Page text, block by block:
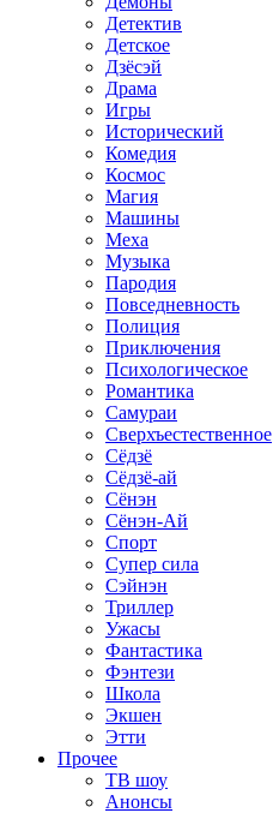
Детектив
Детское
Дзёсэй
Драма
Игры
Исторический
Комедия
Космос
Магия
Машины
Меха
Музыка
Пародия
Повседневность
Полиция
Приключения
Психологическое
Романтика
Самураи
Сверхъестественное
Сёдзё
Сёдзё-ай
Сёнэн
Сёнэн-Ай
Спорт
Супер сила
Сэйнэн
Триллер
Ужасы
Фантастика
Фэнтези
Школа
Экшен
Этти
Прочее
ТВ шоу
Анонсы